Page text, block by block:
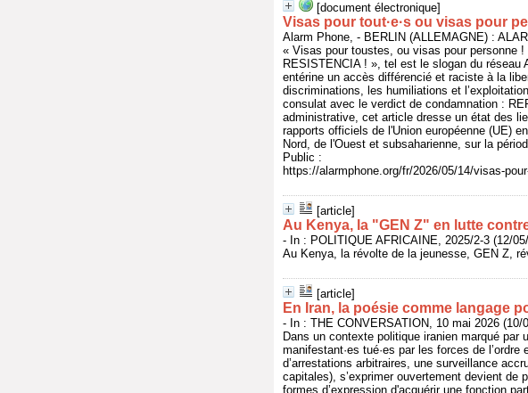
[document électronique]
Visas pour tout·e·s ou visas pour
Alarm Phone, - BERLIN (ALLEMAGNE) :
« Visas pour toustes, ou visas pour personne
RESISTENCIA ! », tel est le slogan du réseau
entérine un accès différencié et raciste à la
discriminations, les humiliations et
consulat avec le verdict de condamnation :
administrative, cet article dresse un état des
rapports officiels de l'Union européenne (UE)
Nord, de l'Ouest et subsaharienne, sur la
Public :
https://alarmphone.org/fr/2026/05/14/visas-
[article]
Au Kenya, la "GEN Z" en lutte
- In : POLITIQUE AFRICAINE, 2025/2-3 (12/
Au Kenya, la révolte de la jeunesse, GEN Z,
[article]
En Iran, la poésie comme langage
- In : THE CONVERSATION, 10 mai 2026 (10/
Dans un contexte politique iranien marqué
manifestant·es tué·es par les forces de
d’arrestations arbitraires, une surveillance
capitales), s’exprimer ouvertement devient de
formes d’expression d'acquérir une fonction